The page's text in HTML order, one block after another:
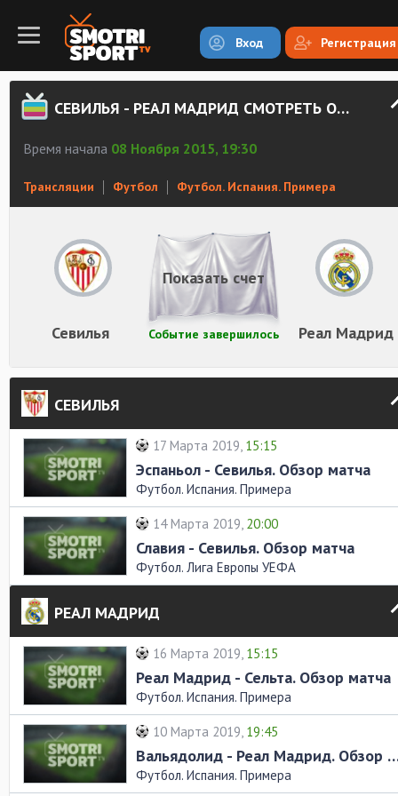
Вход Регистрация
СЕВИЛЬЯ - РЕАЛ МАДРИД СМОТРЕТЬ ОНЛАЙН
Время начала 08 Ноября 2015, 19:30
Трансляции Футбол Футбол. Испания. Примера
Севилья Реал Мадрид
Событие завершилось
Показать счет
СЕВИЛЬЯ
17 Марта 2019, 15:15
Эспаньол - Севилья. Обзор матча
Футбол. Испания. Примера
14 Марта 2019, 20:00
Славия - Севилья. Обзор матча
Футбол. Лига Европы УЕФА
РЕАЛ МАДРИД
16 Марта 2019, 15:15
Реал Мадрид - Сельта. Обзор матча
Футбол. Испания. Примера
10 Марта 2019, 19:45
Вальядолид - Реал
Футбол. Испания. Примера